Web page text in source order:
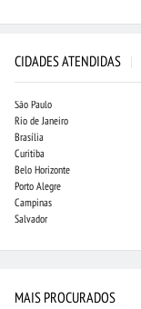
CIDADES ATENDIDAS |
São Paulo
Rio de Janeiro
Brasília
Curitiba
Belo Horizonte
Porto Alegre
Campinas
Salvador
MAIS PROCURADOS